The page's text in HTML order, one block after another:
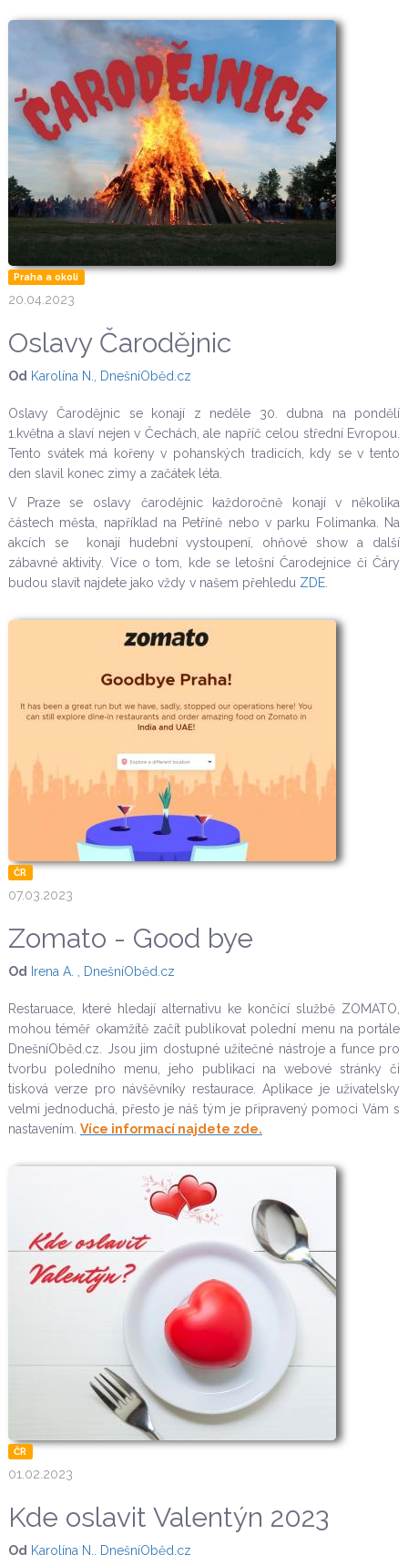
Praha a okolí
20.04.2023
Oslavy Čarodějnic
Od Karolína N., DnešníOběd.cz
Oslavy Čarodějnic se konají z neděle 30. dubna na pondělí
1.května a slaví nejen v Čechách, ale napříč celou střední Evropou.
Tento svátek má kořeny v pohanských tradicích, kdy se v tento
den slavil konec zimy a začátek léta.
V Praze se oslavy čarodějnic každoročně konají v několika
částech města, například na Petříně nebo v parku Folimanka. Na
akcích se konají hudební vystoupení, ohňové show a další
zábavné aktivity. Více o tom, kde se letošní Čarodejnice či Čáry
budou slavit najdete jako vždy v našem přehledu ZDE
ČR
07.03.2023
Zomato - Good bye
Od Irena A. , DnešníOběd.cz
Restaruace, které hledají alternativu ke končící službě ZOMATO,
mohou téměř okamžítě začít publikovat polední menu na portále
DnešníOběd.cz. Jsou jim dostupné užitečné nástroje a funce pro
tvorbu poledního menu, jeho publikaci na webové stránky či
tisková verze pro návšěvníky restaurace. Aplikace je uživatelsky
velmi jednoduchá, přesto je náš tým je připravený pomoci Vám s
nastavením. Více informací najdete zde.
ČR
01.02.2023
Kde oslavit Valentýn 2023
Od Karolína N., DnešníOběd.cz